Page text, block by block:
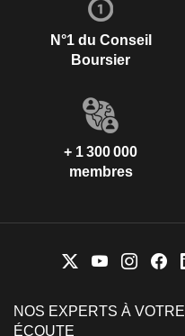
N°1 du Conseil
Boursier
+ 1 300 000
membres
NOS EXPERTS À VOTRE
ÉCOUTE